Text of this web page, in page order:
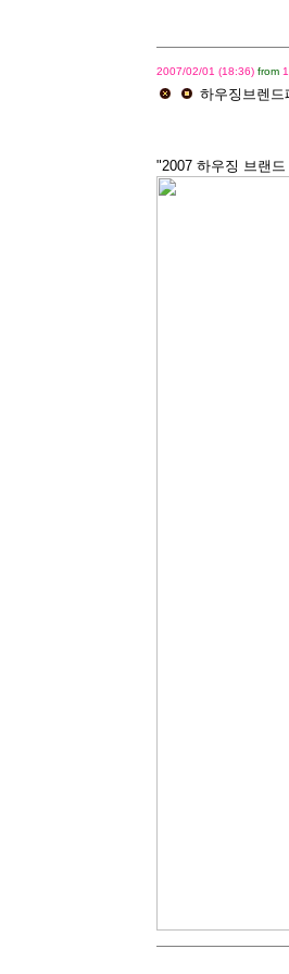
2007/02/01 (18:36) from
하우징브렌드
"2007 하우징 브랜